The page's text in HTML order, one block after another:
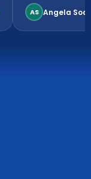
AS Angela